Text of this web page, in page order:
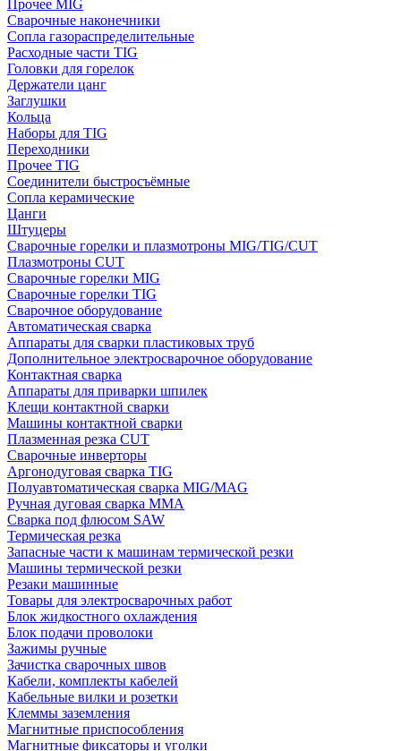
Прочее MIG
Сварочные наконечники
Сопла газораспределительные
Расходные части TIG
Головки для горелок
Держатели цанг
Заглушки
Кольца
Наборы для TIG
Переходники
Прочее TIG
Соединители быстросъёмные
Сопла керамические
Цанги
Штуцеры
Сварочные горелки и плазмотроны MIG/TIG/CUT
Плазмотроны CUT
Сварочные горелки MIG
Сварочные горелки TIG
Сварочное оборудование
Автоматическая сварка
Аппараты для сварки пластиковых труб
Дополнительное электросварочное оборудование
Контактная сварка
Аппараты для приварки шпилек
Клещи контактной сварки
Машины контактной сварки
Плазменная резка CUT
Сварочные инверторы
Аргонодуговая сварка TIG
Полуавтоматическая сварка MIG/MAG
Ручная дуговая сварка MMA
Сварка под флюсом SAW
Термическая резка
Запасные части к машинам термической резки
Машины термической резки
Резаки машинные
Товары для электросварочных работ
Блок жидкостного охлаждения
Блок подачи проволоки
Зажимы ручные
Зачистка сварочных швов
Кабели, комплекты кабелей
Кабельные вилки и розетки
Клеммы заземления
Магнитные приспособления
Магнитные фиксаторы и уголки